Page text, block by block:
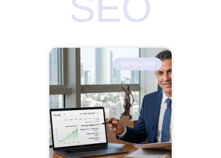
שיווק ופרסום